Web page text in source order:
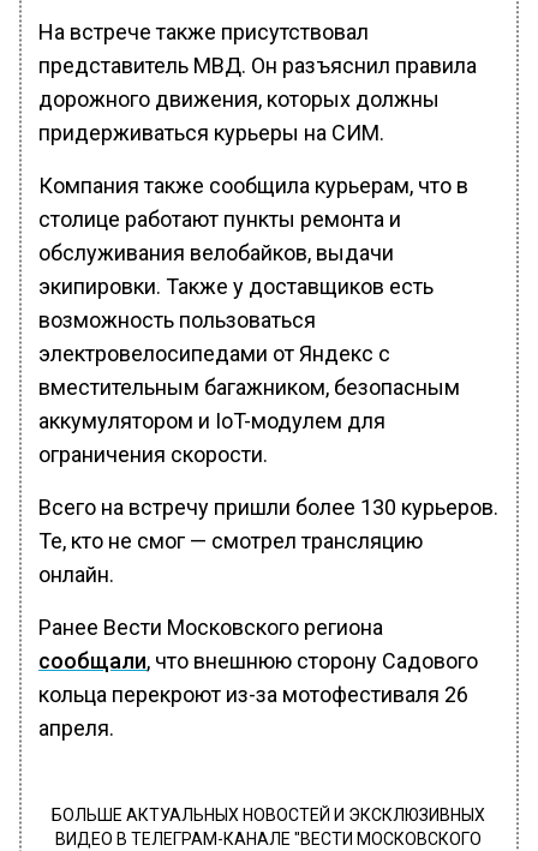
На встрече также присутствовал
представитель МВД. Он разъяснил правила
дорожного движения, которых должны
придерживаться курьеры на СИМ.
Компания также сообщила курьерам, что в
столице работают пункты ремонта и
обслуживания велобайков, выдачи
экипировки. Также у доставщиков есть
возможность пользоваться
электровелосипедами от Яндекс с
вместительным багажником, безопасным
аккумулятором и IoT-модулем для
ограничения скорости.
Всего на встречу пришли более 130 курьеров.
Те, кто не смог — смотрел трансляцию
онлайн.
Ранее Вести Московского региона
сообщали, что внешнюю сторону Садового
кольца перекроют из-за мотофестиваля 26
апреля.
БОЛЬШЕ АКТУАЛЬНЫХ НОВОСТЕЙ И ЭКСКЛЮЗИВНЫХ
ВИДЕО В ТЕЛЕГРАМ-КАНАЛЕ "ВЕСТИ МОСКОВСКОГО